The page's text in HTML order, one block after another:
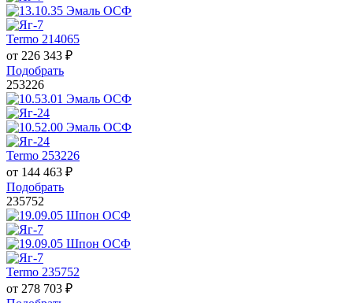
Termo 214065
от 226 343 ₽
Подобрать
253226
Termo 253226
от 144 463 ₽
Подобрать
235752
Termo 235752
от 278 703 ₽